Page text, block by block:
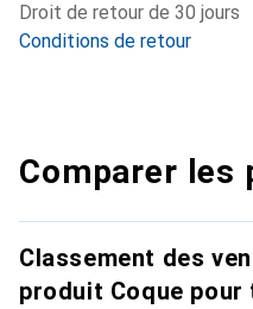
Droit de retour de 30 jours
Conditions de retour
Comparer les
Classement des
produit Coque